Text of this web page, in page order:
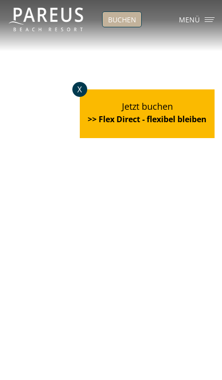
Jetzt buchen
>> Flex Direct - flexibel bleiben
X
BUCHEN MENÜ